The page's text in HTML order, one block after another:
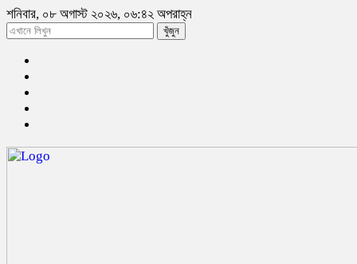
শনিবার, ০৮ অগাস্ট ২০২৬, ০৬:৪২ অপরাহ্ন
খুঁজুন